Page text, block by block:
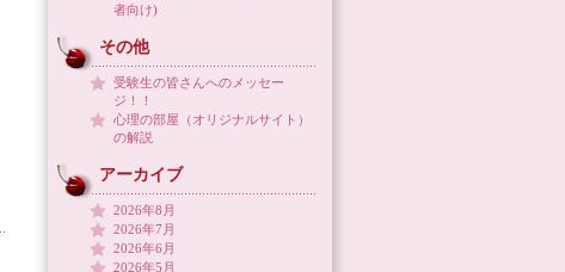
者向け)
その他
受験生の皆さんへのメッセー
ジ！！
心理の部屋（オリジナルサイト）
の解説
アーカイブ
2026年8月
2026年7月
2026年6月
2026年5月